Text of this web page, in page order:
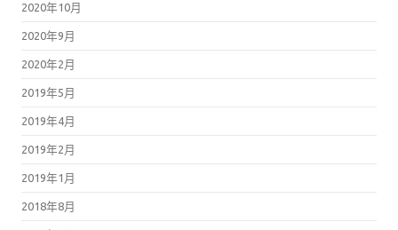
2020年10月
2020年9月
2020年2月
2019年5月
2019年4月
2019年2月
2019年1月
2018年8月